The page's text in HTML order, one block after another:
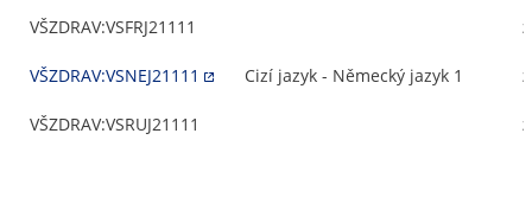
VŠZDRAV:VSFRJ21111 z
VŠZDRAV:VSNEJ21111 Cizí jazyk - Německý jazyk 1 z
VŠZDRAV:VSRUJ21111 z